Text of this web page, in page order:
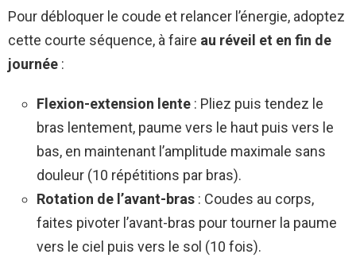
Pour débloquer le coude et relancer l’énergie, adoptez
cette courte séquence, à faire au réveil et en fin de
journée :
Flexion-extension lente : Pliez puis tendez le
bras lentement, paume vers le haut puis vers le
bas, en maintenant l’amplitude maximale sans
douleur (10 répétitions par bras).
Rotation de l’avant-bras : Coudes au corps,
faites pivoter l’avant-bras pour tourner la paume
vers le ciel puis vers le sol (10 fois).